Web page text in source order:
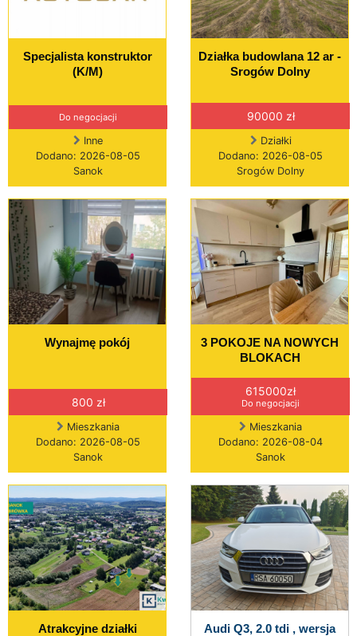
Specjalista konstruktor
(K/M)
Do negocjacji
Inne
Dodano: 2026-08-05
Sanok
Działka budowlana 12 ar -
Srogów Dolny
90000 zł
Działki
Dodano: 2026-08-05
Srogów Dolny
Wynajmę pokój
800 zł
Mieszkania
Dodano: 2026-08-05
Sanok
3 POKOJE NA NOWYCH
BLOKACH
615000zł
Do negocjacji
Mieszkania
Dodano: 2026-08-04
Sanok
Atrakcyjne działki
Audi Q3, 2.0 tdi , wersja